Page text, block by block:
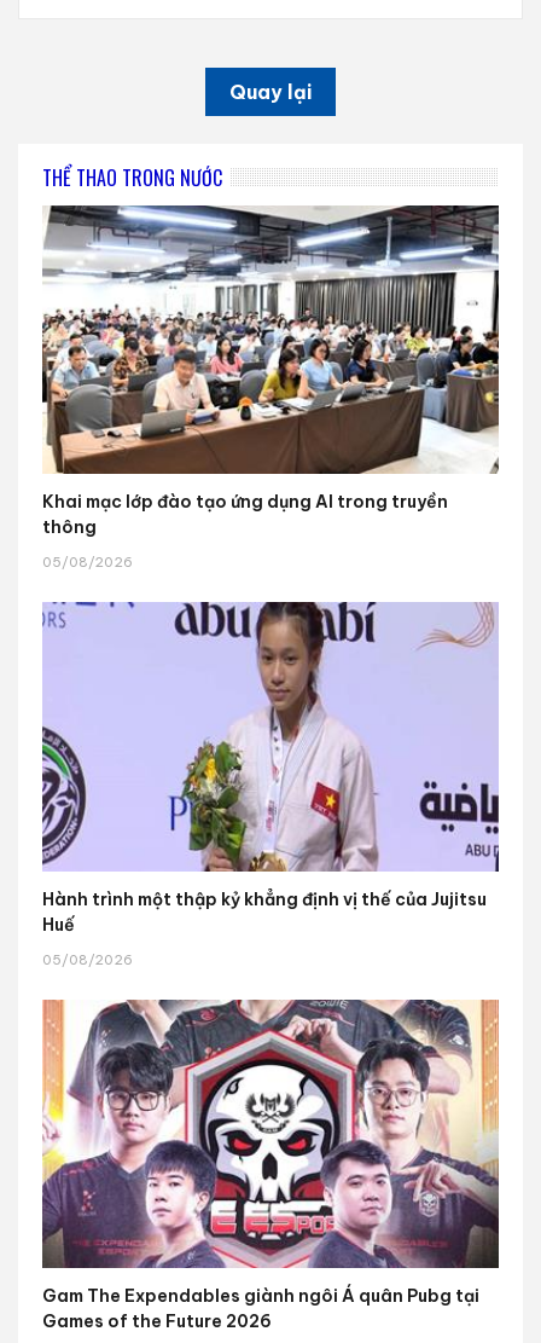
Quay lại
THỂ THAO TRONG NƯỚC
Khai mạc lớp đào tạo ứng dụng AI trong truyền
thông
05/08/2026
Hành trình một thập kỷ khẳng định vị thế của Jujitsu
Huế
05/08/2026
Gam The Expendables giành ngôi Á quân Pubg tại
Games of the Future 2026